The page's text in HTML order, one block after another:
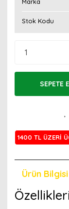
Stok Kodu
SEPETE
1400 TL ÜZERİ
Ürün Bilgisi